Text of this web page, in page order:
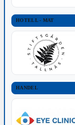
HOTELL - MAT
HANDEL